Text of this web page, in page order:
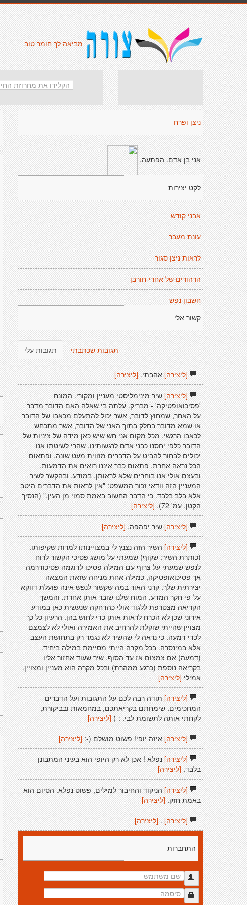
מביאה לך חומר טוב.
ניצן ופרח
אני בן אדם. הפתעה.
לקט יצירות
אבני קודש
עונת מעבר
לראות ניצן סגור
הרהורים של אחרי-חורבן
חשבון נפש
קשור אלי
תגובות עלי תגובות שכתבתי
[ליצירה]אהבתי. [ליצירה]
[ליצירה]שיר מינימליסטי מעניין ומקורי. המונח
'פסיכואופטיקה' - מבריק. עלתה בי שאלה האם הדובר מדבר
על האחר, שמחוץ לדובר, אשר יכול להתעלם מכאבו של הדובר
או שמא מדובר בחלק בתוך האני של הדובר, אשר מתכחש
לכאבו הרגשי. מכל מקום אני חש שיש כאן מידה של ציניות של
הדובר כלפי יחסנו כבני אדם לרגשותינו, שהרי לשיטתו אנו
יכולים לבחור להביט על הדברים מזווית מעט שונה, ופתאום
הכל נראה אחרת, פתאום כבר איננו רואים את הדמעות.
ובעצם אולי אנו בוחרים שלא לראותן, במודע. ובהקשר לשיר
המעניין הזה וודאי זכור המשפט: "אין לראות את הדברים היטב
אלא בלב בלבד. כי הדבר החשוב באמת סמוי מן העין." (הנסיך
הקטן, עמ' 72).
[ליצירה]
[ליצירה]שיר יפהפה. [ליצירה]
[ליצירה]השיר הזה נצנץ לי במצויינותו למרות שקיפותו.
(כותרת השיר: שקוף) שמעתי על מושג פסיכי הקשור לרוח
לנפש שמעתי על צרוף עם המילה פסיכו לדוגמה פסיכודרמה
אך פסיכואופטיקה, כמילה אחת מניחה שזאת המצאה
יצירתית שלך. קרני האור במה שקשור לנפש אינה פועלת דווקא
על-פי חקר המדע. המוח שלנו שובר אותן אחרת. והמשך
הקריאה מצטרפת ללגוד אולי כהדחקה שנעשית כאן במודע
אירוני שכן לא הכרח לראות אותן כדי לחוש בהן. הרעיון כל כך
מצויין שהייתי שוקלת להרחיב את האמירה ואולי לא לצמצם
לכדי דמעה. כי נראה לי שהשיר לא נגמר רק בתחושת העצב
אלא במינסרה. בכל מקרה הייתי מסיימת במילה ביחיד.
(דמעה) אם צמצום אז עד הסוף. שיר שעוד אחזור אליו
בקריאה נוספת (כרגע ממהרת) ובכל מקרה הוא מעניין ומצויין.
אמילי[ליצירה]
[ליצירה]תודה רבה לכם על התגובות ועל הדברים
המחכימים. שימחתם בקריאתכם, במחמאות ובביקורת,
לקחתי אותה לתשומת לבי. :-) [ליצירה]
[ליצירה]איזה יופי! פשוט מושלם (-: [ליצירה]
[ליצירה]נפלא ! אכן לא רק היופי הוא בעיני המתבונן
בלבד.[ליצירה]
[ליצירה]הניקוד והחיבור למילים, פשוט נפלא. הסיום הוא
באמת חזק.[ליצירה]
[ליצירה].[ליצירה]
התחברות